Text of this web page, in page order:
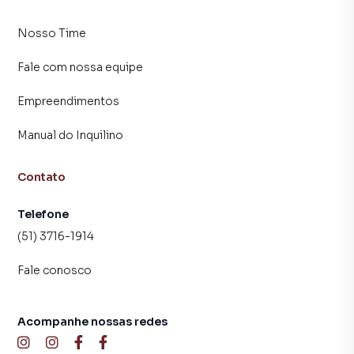
Nosso Time
Fale com nossa equipe
Empreendimentos
Manual do Inquilino
Contato
Telefone
(51) 3716-1914
Fale conosco
Acompanhe nossas redes